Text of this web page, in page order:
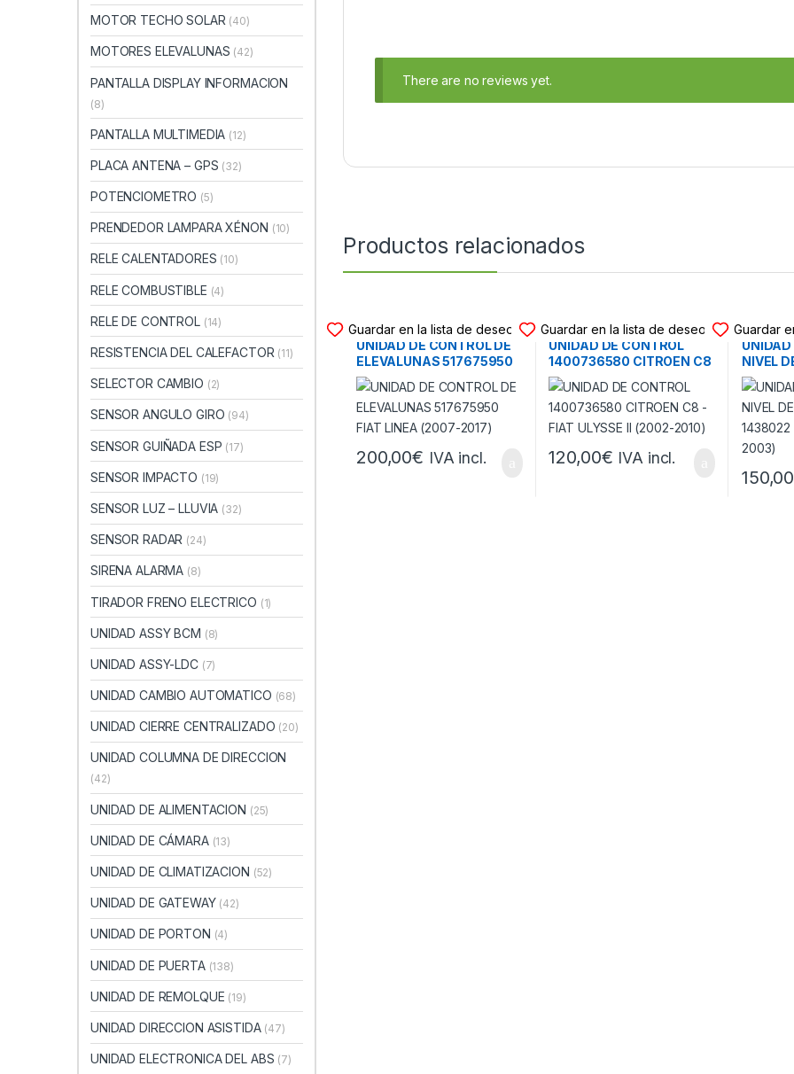
There are no reviews yet.
Productos relacionados
Guardar en la lista de deseos
UNIDAD DE CONTROL DE
ELEVALUNAS 517675950
FIAT LINEA (2007-2017)
200,00€ IVA incl.
Guardar en la lista de deseos
UNIDAD DE CONTROL
1400736580 CITROEN C8
– FIAT ULYSSE II (2002-
2010)
120,00€ IVA incl.
Guardar
UNIDAD
NIVEL
2003)
150,00
MOTOR TECHO SOLAR (40)
MOTORES ELEVALUNAS (42)
PANTALLA DISPLAY INFORMACION
(8)
PANTALLA MULTIMEDIA (12)
PLACA ANTENA – GPS (32)
POTENCIOMETRO (5)
PRENDEDOR LAMPARA XÉNON (10)
RELE CALENTADORES (10)
RELE COMBUSTIBLE (4)
RELE DE CONTROL (14)
RESISTENCIA DEL CALEFACTOR (11)
SELECTOR CAMBIO (2)
SENSOR ANGULO GIRO (94)
SENSOR GUIÑADA ESP (17)
SENSOR IMPACTO (19)
SENSOR LUZ – LLUVIA (32)
SENSOR RADAR (24)
SIRENA ALARMA (8)
TIRADOR FRENO ELECTRICO (1)
UNIDAD ASSY BCM (8)
UNIDAD ASSY-LDC (7)
UNIDAD CAMBIO AUTOMATICO (68)
UNIDAD CIERRE CENTRALIZADO (20)
UNIDAD COLUMNA DE DIRECCION
(42)
UNIDAD DE ALIMENTACION (25)
UNIDAD DE CÁMARA (13)
UNIDAD DE CLIMATIZACION (52)
UNIDAD DE GATEWAY (42)
UNIDAD DE PORTON (4)
UNIDAD DE PUERTA (138)
UNIDAD DE REMOLQUE (19)
UNIDAD DIRECCION ASISTIDA (47)
UNIDAD ELECTRONICA DEL ABS (7)